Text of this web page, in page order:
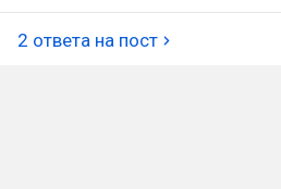
2 ответа на пост